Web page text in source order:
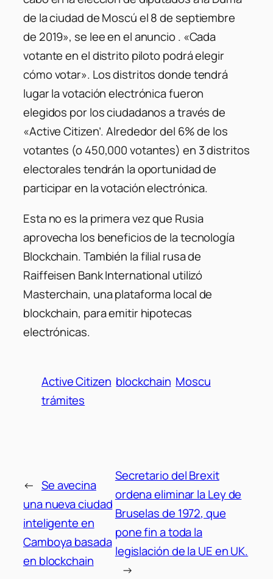
de la ciudad de Moscú el 8 de septiembre
de 2019», se lee en el anuncio . «Cada
votante en el distrito piloto podrá elegir
cómo votar». Los distritos donde tendrá
lugar la votación electrónica fueron
elegidos por los ciudadanos a través de
«Active Citizen’. Alrededor del 6% de los
votantes (o 450,000 votantes) en 3 distritos
electorales tendrán la oportunidad de
participar en la votación electrónica.
Esta no es la primera vez que Rusia
aprovecha los beneficios de la tecnología
Blockchain. También la filial rusa de
Raiffeisen Bank International utilizó
Masterchain, una plataforma local de
blockchain, para emitir hipotecas
electrónicas.
Active Citizen blockchain Moscu
trámites
← Se avecina
una nueva ciudad
inteligente en
Camboya basada
en blockchain
Secretario del Brexit
ordena eliminar la Ley de
Bruselas de 1972, que
pone fin a toda la
legislación de la UE en UK.
→